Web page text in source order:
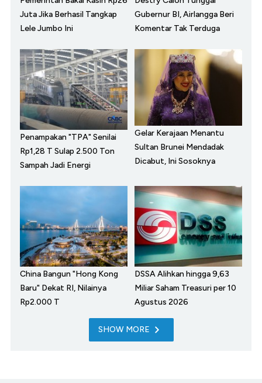
Juta Jika Berhasil Tangkap
Lele Jumbo Ini
Gubernur BI, Airlangga Beri
Komentar Tak Terduga
Penampakan "TPA" Senilai
Rp1,28 T Sulap 2.500 Ton
Sampah Jadi Energi
Gelar Kerajaan Menantu
Sultan Brunei Mendadak
Dicabut, Ini Sosoknya
China Bangun "Hong Kong
Baru" Dekat RI, Nilainya
Rp2.000 T
DSSA Alihkan hingga 9,63
Miliar Saham Treasuri per 10
Agustus 2026
SHOW MORE